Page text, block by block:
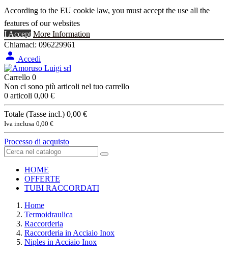
According to the EU cookie law, you must accept the use all the
features of our websites
I Accept More Information
Chiamaci: 096229961
 Accedi
Carrello 0
Non ci sono più articoli nel tuo carrello
0 articoli 0,00 €
Totale (Tasse incl.) 0,00 €
Iva inclusa 0,00 €
Processo di acquisto
HOME
OFFERTE
TUBI RACCORDATI
Home
Termoidraulica
Raccorderia
Raccorderia in Acciaio Inox
Niples in Acciaio Inox